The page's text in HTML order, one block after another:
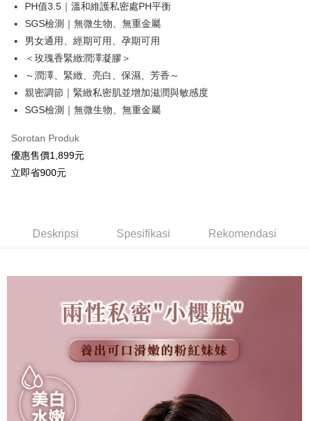
Easy Wallet
Google Pay
Pemindahan ATM
Tunai semasa Penghantaran
Pilihan Penghantaran
全家取貨付款(運費)
付款後全家取貨運費
NT$60/pesanan | Penghantaran percuma untuk pesanan
付款後萊爾富取貨運費
NT$60/pesanan | Penghantaran percuma untuk pesanan
NT$999 atau lebih
7-11取貨付款(運費)
PH值3.5｜溫和維護私密處PH平衡
SGS檢測｜無微生物、無重金屬
男女通用、經期可用、孕期可用
＜玫瑰香緊緻潤澤凝膠＞
～潤澤、緊緻、亮白、保濕、芳香～
親密調節｜緊緻私密肌並增加滋潤與敏感度
SGS檢測｜無微生物、無重金屬
Sorotan Produk
優惠售價1,899元
立即省900元
Deskripsi Spesifikasi Rekomendasi